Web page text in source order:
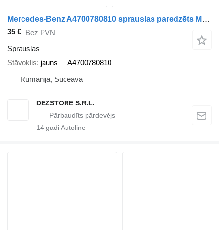
Mercedes-Benz A4700780810 sprauslas paredzēts Mercedes-Benz ACTROS MP4 vilcēja
35 € Bez PVN
Sprauslas
Stāvoklis jauns
A4700780810
Rumānija, Suceava
DEZSTORE S.R.L.
14 gadi Autoline